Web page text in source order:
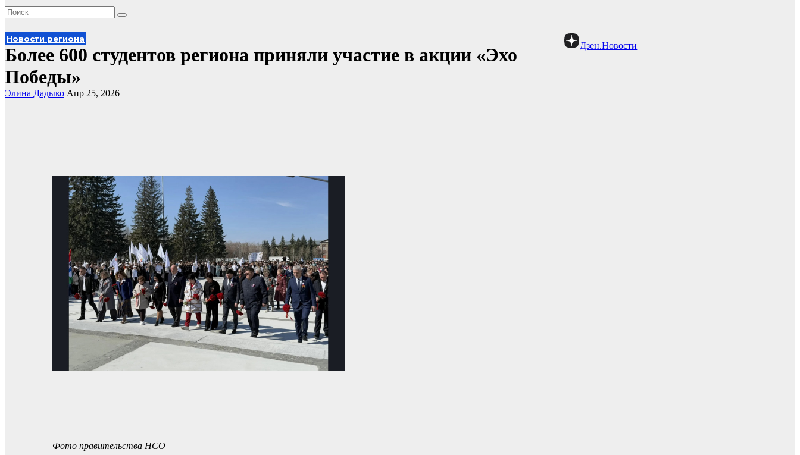
Дзен.Новости
Новости региона
Более 600 студентов региона приняли участие в акции «Эхо
Победы»
Элина Дадыко Апр 25, 2026
Фото правительства НСО